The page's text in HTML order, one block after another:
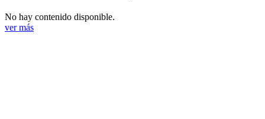
No hay contenido disponible.
ver más